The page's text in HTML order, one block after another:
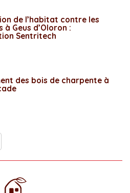
de l’habitat contre les
Geus d’Oloron :
Sentritech
des bois de charpente à